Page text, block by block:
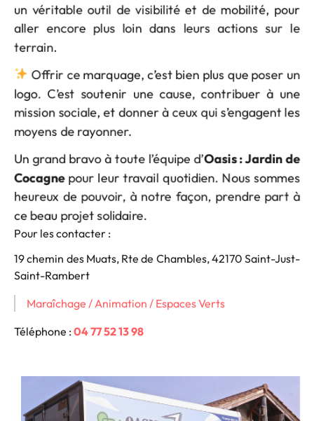
un véritable outil de visibilité et de mobilité, pour
aller encore plus loin dans leurs actions sur le
terrain.
Offrir ce marquage, c’est bien plus que poser un
logo. C’est soutenir une cause, contribuer à une
mission sociale, et donner à ceux qui s’engagent les
moyens de rayonner.
Un grand bravo à toute l’équipe d’Oasis : Jardin de
Cocagne pour leur travail quotidien. Nous sommes
heureux de pouvoir, à notre façon, prendre part à
ce beau projet solidaire.
Pour les contacter :
19 chemin des Muats, Rte de Chambles, 42170 Saint-Just-
Saint-Rambert
Maraîchage / Animation / Espaces Verts
Téléphone : 04 77 52 13 98